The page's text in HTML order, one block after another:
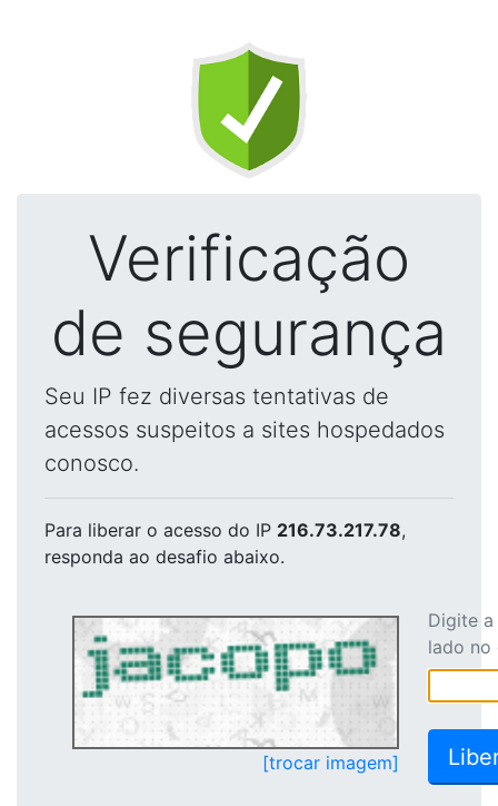
Verificação
de segurança
Seu IP fez diversas tentativas de
acessos suspeitos a sites hospedados
conosco.
Para liberar o acesso do IP 216.73.217.78,
responda ao desafio abaixo.
[trocar imagem]
Digite
lado no